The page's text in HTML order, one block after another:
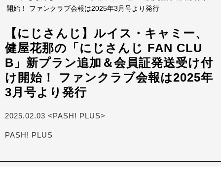
開始！ ファンクラブ会報は2025年3月号より発行
【にじさんじ】ルイス・キャミー、
健屋花那の「にじさんじ FAN CLU
B」新プラン追加＆会員証発送受け付
け開始！ ファンクラブ会報は2025年
3月号より発行
2025.02.03 <PASH! PLUS>
PASH! PLUS